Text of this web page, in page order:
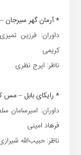
* آرمان گهر سیرجان –
داوران: فرزین
کریمی
ناظر: ایرج نظری
* رایکای بابل – مس
داوران:
فرهاد امینی
ناظر: حبیب‌الله